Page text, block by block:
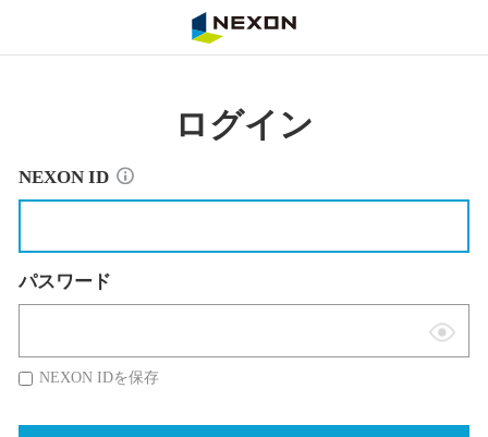
ログイン
NEXON ID
パスワード
表
替
NEXON IDを保存